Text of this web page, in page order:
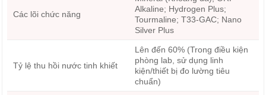
Các lõi chức năng
Alkaline; Hydrogen Plus;
Tourmaline; T33-GAC; Nano
Silver Plus
Tỷ lệ thu hồi nước tinh khiết
Lên đến 60% (Trong điều kiện
phòng lab, sử dụng linh
kiện/thiết bị đo lường tiêu
chuẩn)